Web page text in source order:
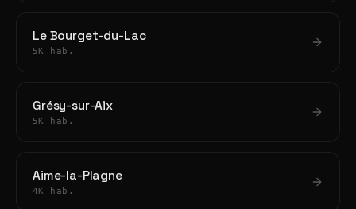
Le Bourget-du-Lac
5K hab.
Grésy-sur-Aix
5K hab.
Aime-la-Plagne
4K hab.